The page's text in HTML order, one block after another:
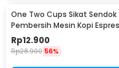
One Two Cups Sikat Sendok
Pembersih Mesin Kopi
2in1 - 8809
Rp12.900
Rp28.900 56%